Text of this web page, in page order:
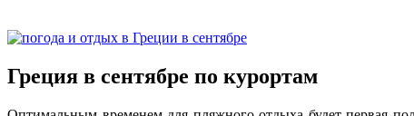
Греция в сентябре по курортам